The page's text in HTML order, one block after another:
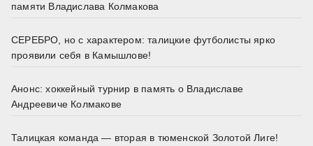
памяти Владислава Колмакова
СЕРЕБРО, но с характером: талицкие футболисты ярко
проявили себя в Камышлове!
Анонс: хоккейный турнир в память о Владиславе
Андреевиче Колмакове
Талицкая команда — вторая в тюменской Золотой Лиге!